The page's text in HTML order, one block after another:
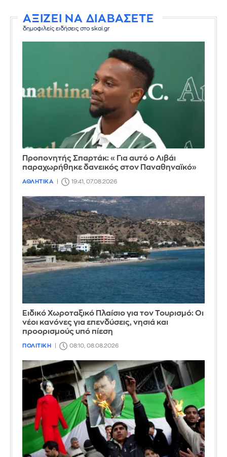
ΑΞΙΖΕΙ ΝΑ ΔΙΑΒΑΣΕΤΕ
δημοφιλείς ειδήσεις στο skai.gr
Προπονητής Σπαρτάκ: «Για αυτό ο Λιβάι
παραχωρήθηκε δανεικός στον Παναθηναϊκό»
ΑΘΛΗΤΙΚΑ 19:41, 07.08.2026
Ειδικό Χωροταξικό Πλαίσιο για τον Τουρισμό: Οι
νέοι κανόνες για επενδύσεις, νησιά και
προορισμούς υπό πίεση
ΠΟΛΙΤΙΚΗ 08:10, 08.08.2026